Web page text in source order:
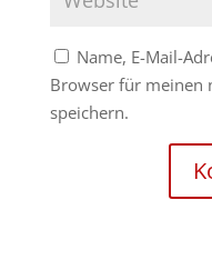
Name, E-Mail-
Browser für meinen
speichern.